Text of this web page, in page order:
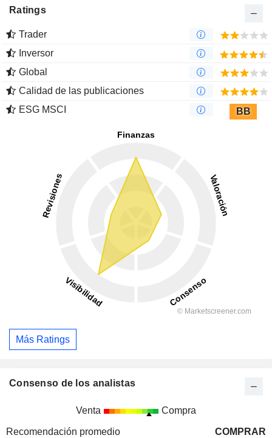
Ratings
Trader
Inversor
Global
Calidad de las publicaciones
ESG MSCI
BB
Más Ratings
Consenso de los analistas
Venta Compra
Recomendación promedio
COMPRAR